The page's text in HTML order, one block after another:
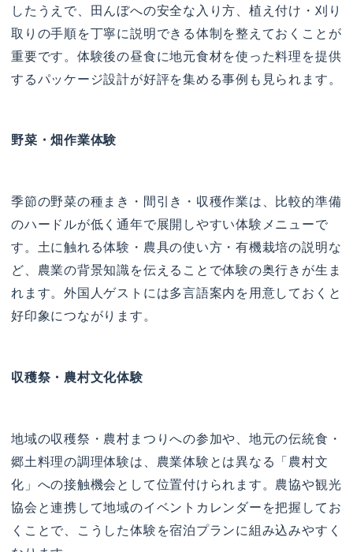
したうえで、田んぼへの安全な入り方、植え付け・刈り
取りの手順を丁寧に説明できる体制を整えておくことが
重要です。体験後の昼食に地元食材を使った料理を提供
するパッケージ設計が好評を集める事例も見られます。
野菜・畑作業体験
季節の野菜の種まき・間引き・収穫作業は、比較的準備
のハードルが低く通年で展開しやすい体験メニューで
す。土に触れる体験・農具の使い方・有機栽培の説明な
ど、農業の背景知識を伝えることで体験の奥行きが生ま
れます。外国人ゲストには多言語案内を用意しておくと
好印象につながります。
収穫祭・農村文化体験
地域の収穫祭・農村まつりへの参加や、地元の伝統食・
郷土料理の調理体験は、農業体験とは異なる「農村文
化」への接触機会として位置付けられます。農協や観光
協会と連携して地域のイベントカレンダーを把握してお
くことで、こうした体験を宿泊プランに組み込みやすく